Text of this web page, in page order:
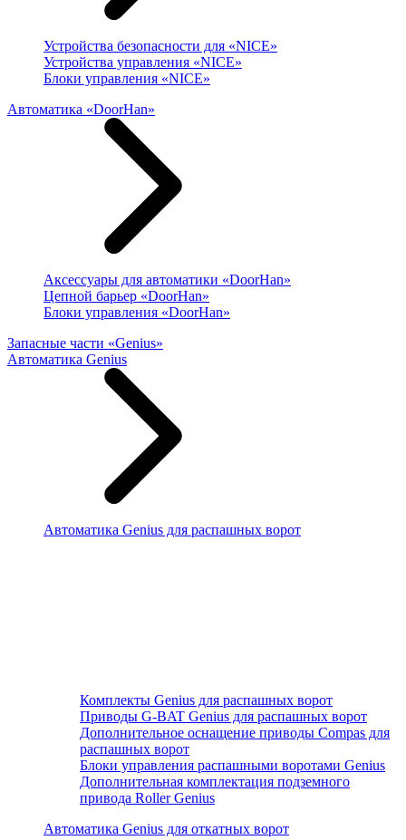
Устройства безопасности для «NICE»
Устройства управления «NICE»
Блоки управления «NICE»
Автоматика «DoorHan»
Аксессуары для автоматики «DoorHan»
Цепной барьер «DoorHan»
Блоки управления «DoorHan»
Запасные части «Genius»
Автоматика Genius
Автоматика Genius для распашных ворот
Комплекты Genius для распашных ворот
Приводы G-BAT Genius для распашных ворот
Дополнительное оснащение приводы Compas для
распашных ворот
Блоки управления распашными воротами Genius
Дополнительная комплектация подземного
привода Roller Genius
Автоматика Genius для откатных ворот